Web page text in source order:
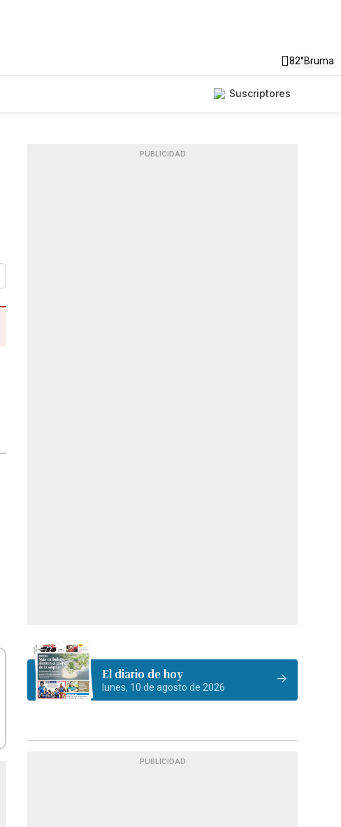
82°Bruma
Suscriptores
PUBLICIDAD
El diario de hoy
lunes, 10 de agosto de 2026
PUBLICIDAD